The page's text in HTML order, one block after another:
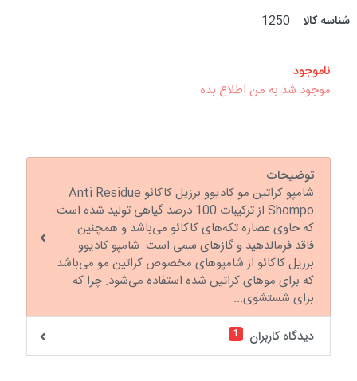
شناسه کالا
1250
ناموجود
موجود شد به من اطلاع بده
توضیحات
شامپو کراتین مو کادیوو برزیل کاکائو Anti Residue
Shompo از ترکیبات 100 درصد گیاهی تولید شده است
که حاوی عصاره تکه‌های کاکائو می‌باشد و همچنین
فاقد فرمالدهید و گازهای سمی است. شامپو کادیوو
برزیل کاکائو از شامپوهای مخصوص کراتین مو می‌باشد
که برای موهای کراتین شده استفاده می‌شود. چرا که
برای شستشوی...
دیدگاه کاربران
1